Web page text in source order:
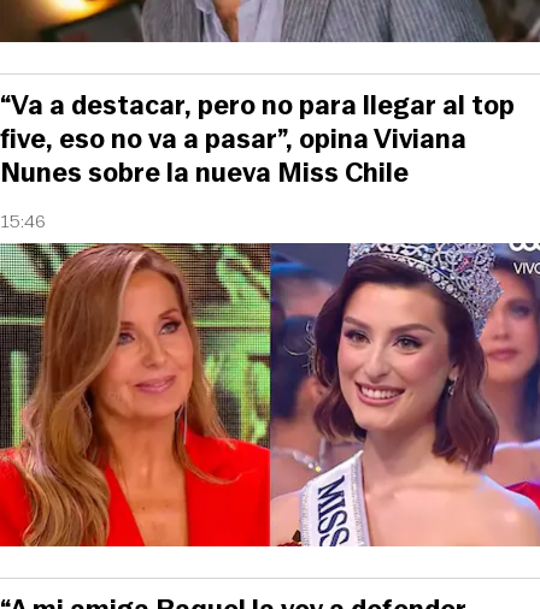
15:46
“Va a destacar, pero no para llegar al top
five, eso no va a pasar”, opina Viviana
Nunes sobre la nueva Miss Chile